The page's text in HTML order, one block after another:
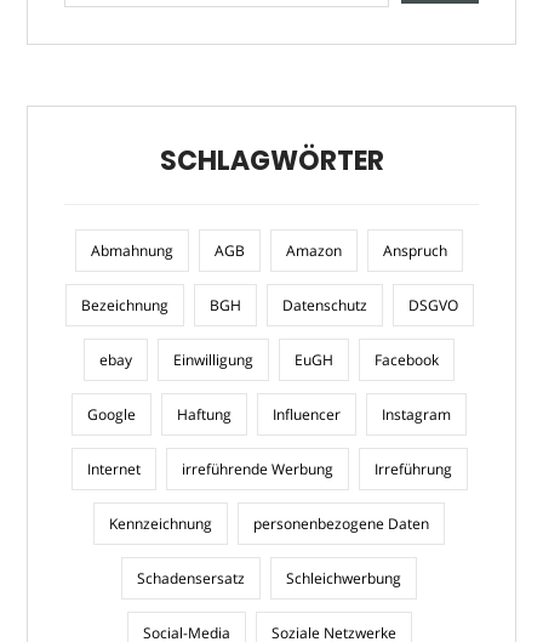
SCHLAGWÖRTER
Abmahnung AGB Amazon Anspruch
Bezeichnung BGH Datenschutz DSGVO
ebay Einwilligung EuGH Facebook
Google Haftung Influencer Instagram
Internet irreführende Werbung Irreführung
Kennzeichnung personenbezogene Daten
Schadensersatz Schleichwerbung
Social-Media Soziale Netzwerke